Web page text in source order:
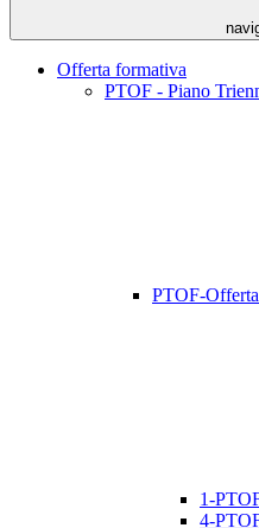
Offerta formativa
PTOF - Piano
PTOF-
1-
4-